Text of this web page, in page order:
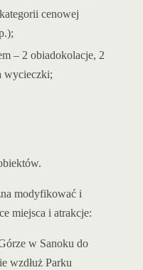
cenowej
– 2 obiadokolacje, 2
wycieczki;
modyfikować i
miejsca i atrakcje:
w Sanoku do
wzdłuż Parku